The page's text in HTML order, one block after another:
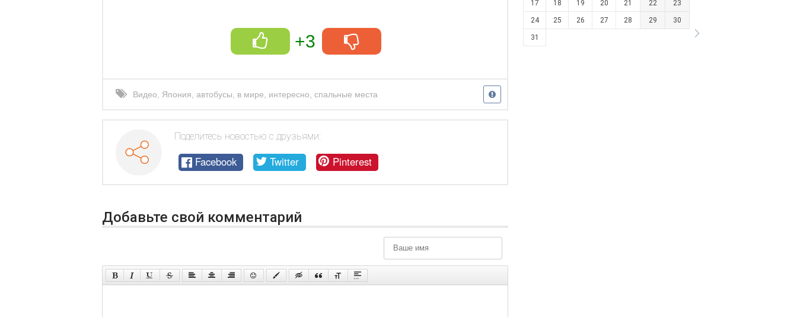
+3
Видео Япония автобусы в мире интересно спальные места
Поделитесь новостью с друзьями:
Facebook Twitter Pinterest
Добавьте свой комментарий
17 18 19 20 21 22 23
24 25 26 27 28 29 30
31